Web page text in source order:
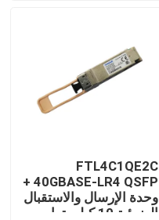
FTL4C1QE2C
40GBASE-LR4 QSFP +
وحدة الإرسال والاستقبال
الضوئية 10 كيلومترات